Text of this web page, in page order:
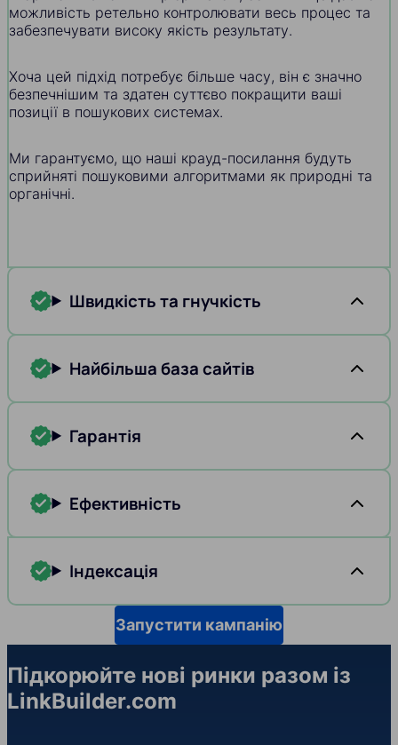
можливість ретельно контролювати весь процес та
забезпечувати високу якість результату.
Хоча цей підхід потребує більше часу, він є значно
безпечнішим та здатен суттєво покращити ваші
позиції в пошукових системах.
Ми гарантуємо, що наші крауд-посилання будуть
сприйняті пошуковими алгоритмами як природні та
органічні.
Швидкість та гнучкість
Найбільша база сайтів
Гарантія
Ефективність
Індексація
Запустити кампанію
Підкорюйте нові ринки разом із
LinkBuilder.com